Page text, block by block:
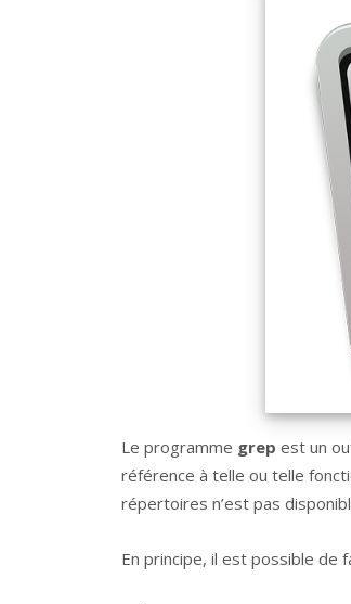
Le programme grep est un
référence à telle ou telle
répertoires n’est pas
En principe, il est possible de